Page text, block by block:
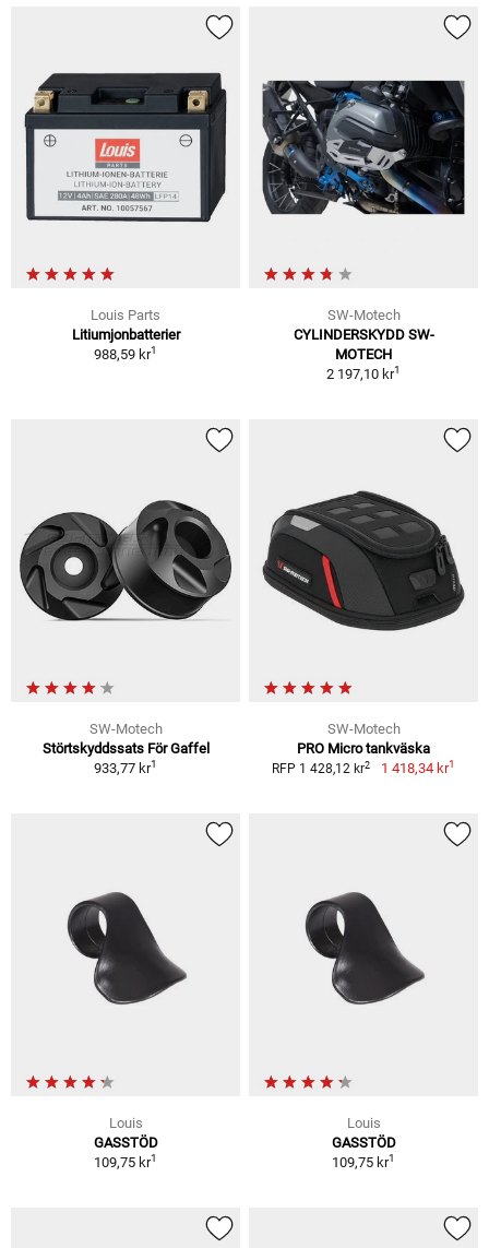
Louis Parts
Litiumjonbatterier
988,59 kr1
SW-Motech
CYLINDERSKYDD SW-
MOTECH
2 197,10 kr1
SW-Motech
Störtskyddssats För Gaffel
933,77 kr1
SW-Motech
PRO Micro tankväska
RFP 1 428,12 kr2 1 418,34 kr1
Louis
GASSTÖD
109,75 kr1
Louis
GASSTÖD
109,75 kr1